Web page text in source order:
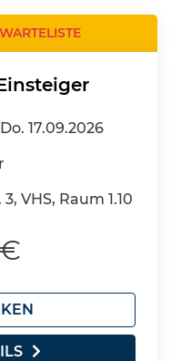
Do. 17.09.2026
VHS, Raum 1.10